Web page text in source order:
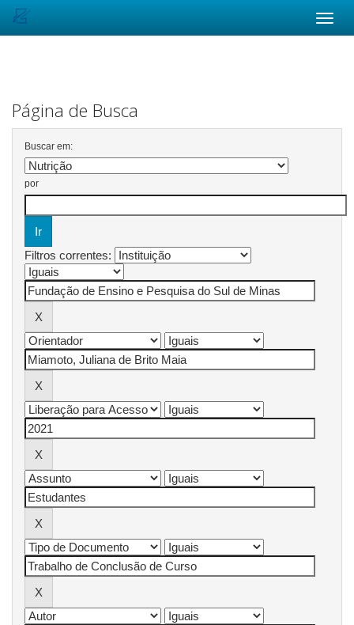
Página de Busca
Buscar em:
por
Filtros correntes: